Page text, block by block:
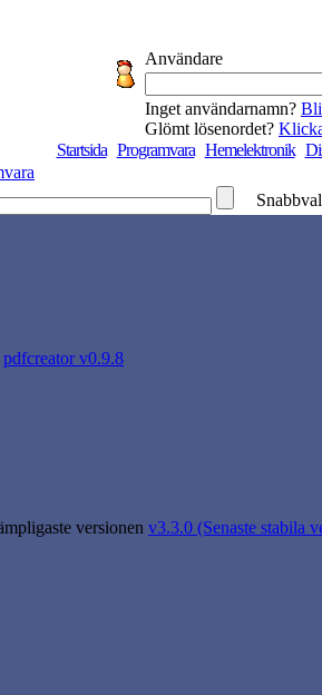
Användare
Inget användarnamn?
Glömt lösenordet?
Startsida Programvara Hemelektronik
pdfcreator v0.9.8
versionen v3.3.0 (Senaste stabila